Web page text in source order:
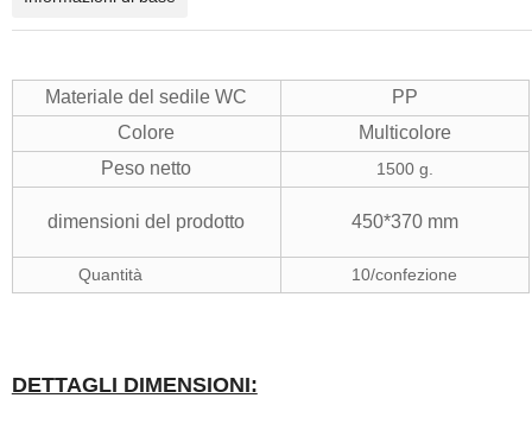
Materiale del sedile WC
PP
Colore
Multicolore
Peso netto
1500 g.
dimensioni del prodotto 450*370 mm
Quantità 10/confezione
DETTAGLI DIMENSIONI: